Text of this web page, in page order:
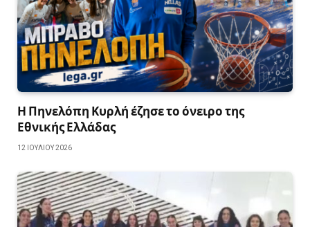
Η Πηνελόπη Κυρλή έζησε το όνειρο της
Εθνικής Ελλάδας
12 ΙΟΥΛΊΟΥ 2026